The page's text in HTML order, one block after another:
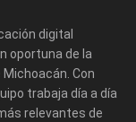
digital
oportuna de la
Con
trabaja día a día
relevantes de